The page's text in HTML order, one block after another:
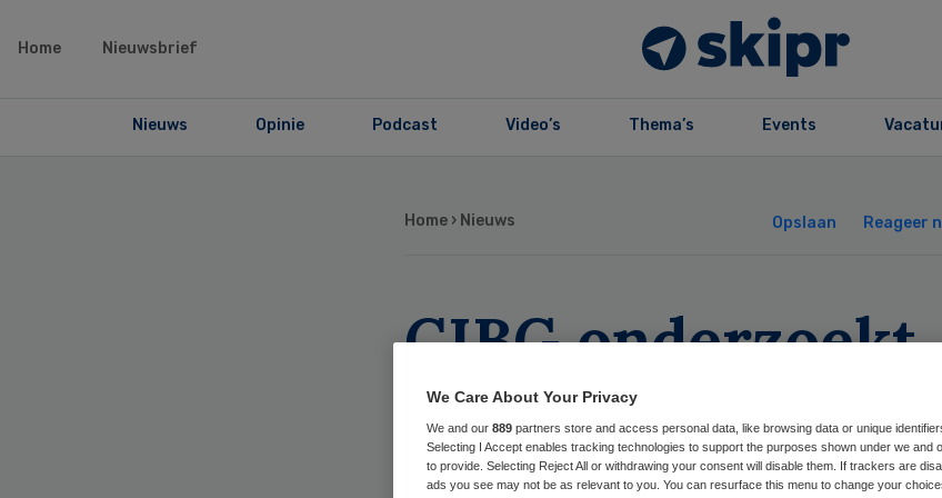
Home Nieuwsbrief
Nieuws Opinie Podcast Video’s Thema’s Events
Home › Nieuws Opslaan Reageer
CIBG onderzoekt
ontslagvergoeding
ggz-bestuurder
We Care About Your Privacy
We and our 889 partners store and access personal data, like browsing data or unique
Selecting I Accept enables tracking technologies to support the purposes shown under we and
to provide. Selecting Reject All or withdrawing your consent will disable them. If trackers are
ads you see may not be as relevant to you. You can resurface this menu to change your